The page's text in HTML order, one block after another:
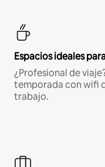
Espacios ideales
¿Profesional de
temporada con wifi
trabajo.